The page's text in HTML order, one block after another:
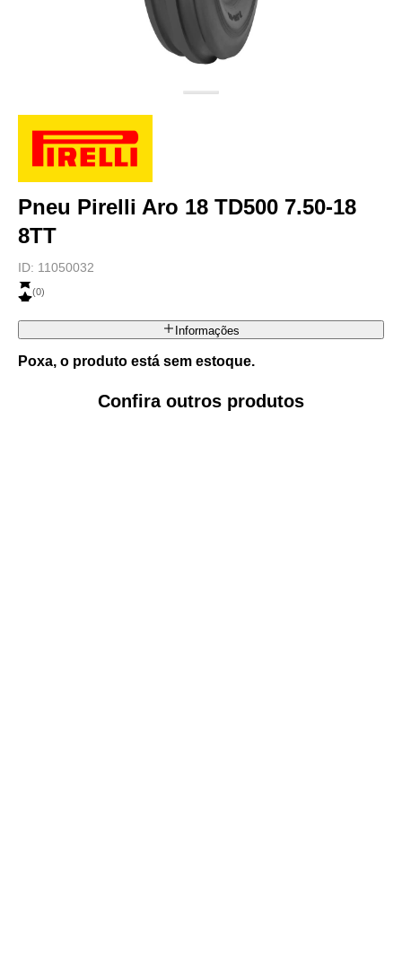
Pneu Pirelli Aro 18 TD500 7.50-18
8TT
ID: 11050032
(0)
Informações
Poxa, o produto está sem estoque.
Confira outros produtos